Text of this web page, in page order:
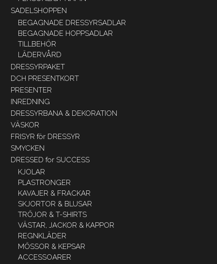
SADELSHOPPEN
BEGAGNADE DRESSYRSADLAR
BEGAGNADE HOPPSADLAR
TILLBEHÖR
LÄDERVÅRD
DRESSYRPAKET
DCH PRESENTKORT
PRESENTER
INREDNING
DRESSYRBANA & DEKORATION
VÄSKOR
FRISYR för DRESSYR
SMYCKEN
DRESSED for SUCCESS
KJOLAR
PLASTRONGER
KAVAJER & FRACKAR
SKJORTOR & BLUSAR
TRÖJOR & T-SHIRTS
VÄSTAR, JACKOR & KAPPOR
REGNKLÄDER
MÖSSOR & KEPSAR
ACCESSOARER